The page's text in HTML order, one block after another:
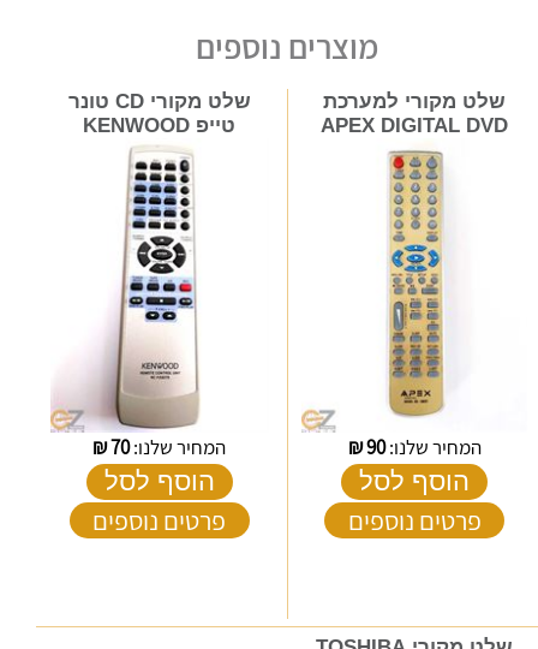
מוצרים נוספים
שלט מקורי למערכת
APEX DIGITAL DVD
המחיר שלנו:90
₪
הוסף לסל
פרטים נוספים
שלט מקורי CD טונר
טייפ KENWOOD
המחיר שלנו:70
₪
הוסף לסל
פרטים נוספים